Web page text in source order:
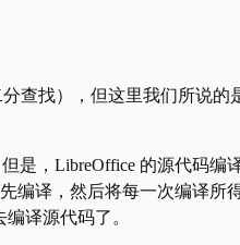
查找），但这里我们所说的
是，LibreOffice 的源代码编
编译，然后将每一次编译所
译源代码了。